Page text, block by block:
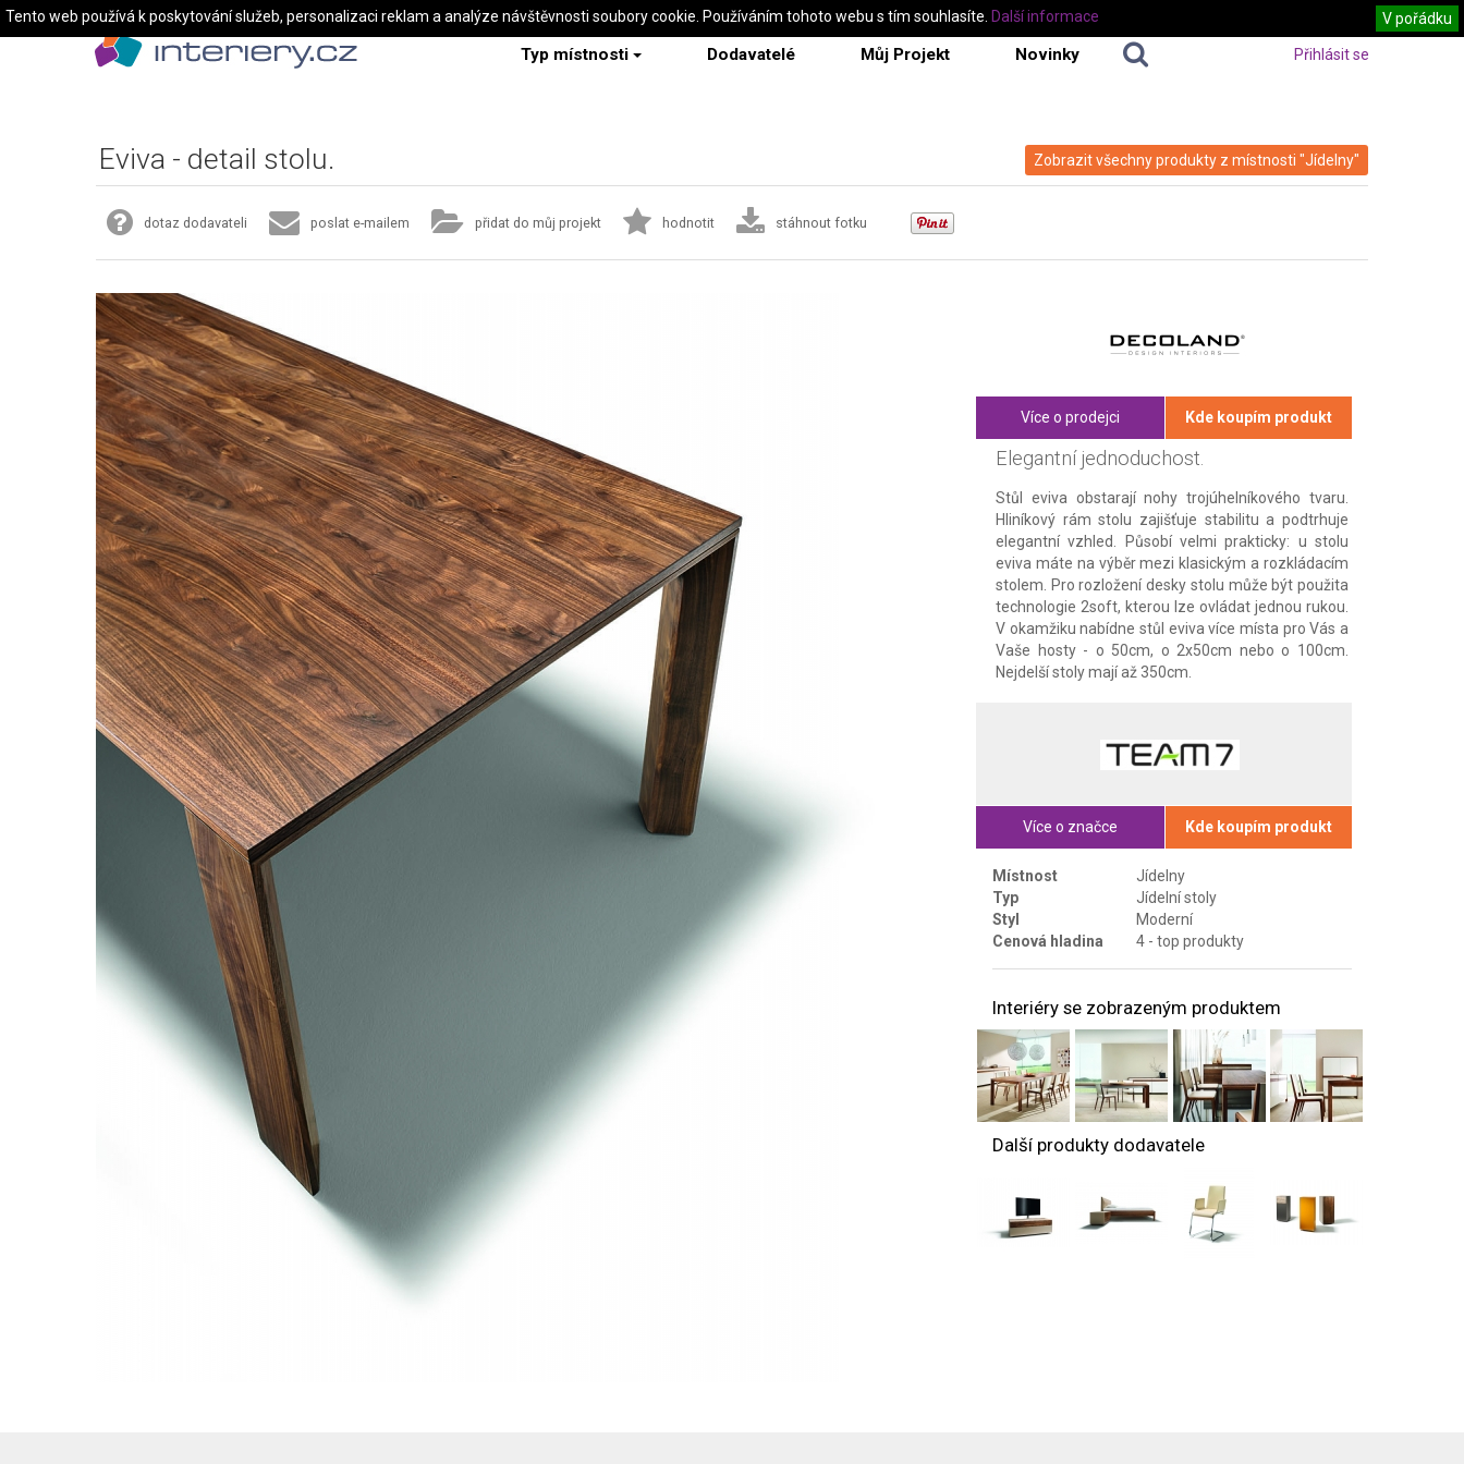
Typ místnosti Dodavatelé Můj Projekt Novinky Přihlásit se
Zobrazit všechny produkty z místnosti "Jídelny"
Eviva - detail stolu.
dotaz dodavateli poslat e-mailem přidat do můj projekt hodnotit stáhnout fotku
Více o prodejci Kde koupím produkt
Elegantní jednoduchost.
Stůl eviva obstarají nohy trojúhelníkového tvaru.
Hliníkový rám stolu zajišťuje stabilitu a podtrhuje
elegantní vzhled. Působí velmi prakticky: u stolu
eviva máte na výběr mezi klasickým a rozkládacím
stolem. Pro rozložení desky stolu může být použita
technologie 2soft, kterou lze ovládat jednou rukou.
V okamžiku nabídne stůl eviva více místa pro Vás a
Vaše hosty - o 50cm, o 2x50cm nebo o 100cm.
Nejdelší stoly mají až 350cm.
Více o značce Kde koupím produkt
Místnost
Jídelny
Typ
Jídelní stoly
Styl
Moderní
Cenová hladina
4 - top produkty
Interiéry se zobrazeným produktem
Další produkty dodavatele
Tento web používá k poskytování služeb, personalizaci reklam a analýze návštěvnosti soubory cookie. Používáním tohoto webu s tím souhlasíte. V pořádku
Další informace